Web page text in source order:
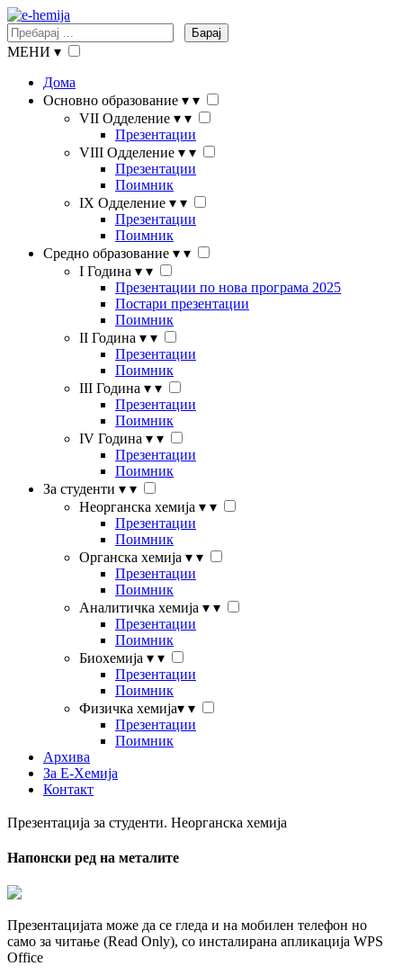
Барај
МЕНИ ▾
Дома
Основно образование ▾ ▾
VII Одделение ▾ ▾
Презентации
VIII Одделение ▾ ▾
Презентации
Поимник
IX Одделение ▾ ▾
Презентации
Поимник
Средно образование ▾ ▾
I Година ▾ ▾
Презентации по нова програма 2025
Постари презентации
Поимник
II Година ▾ ▾
Презентации
Поимник
III Година ▾ ▾
Презентации
Поимник
IV Година ▾ ▾
Презентации
Поимник
За студенти ▾ ▾
Неорганска хемија ▾ ▾
Презентации
Поимник
Органска хемија ▾ ▾
Презентации
Поимник
Аналитичка хемија ▾ ▾
Презентации
Поимник
Биохемија ▾ ▾
Презентации
Поимник
Физичка хемија▾ ▾
Презентации
Поимник
Архива
За Е-Хемија
Контакт
Презентација за студенти. Неорганска хемија
Напонски ред на металите
Презентацијата може да се гледа и на мобилен телефон но
само за читање (Read Only), со инсталирана апликација WPS
Office